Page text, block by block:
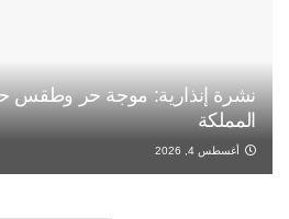
نشرة إنذارية: موجة حر وطقس
المملكة
أغسطس 4, 2026